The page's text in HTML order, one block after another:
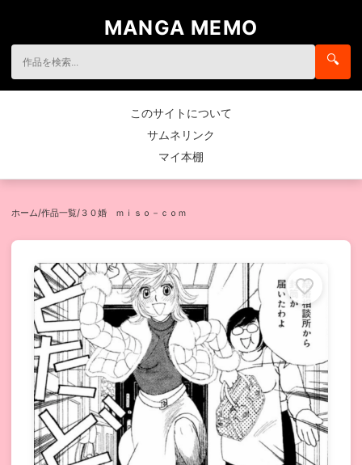
MANGA MEMO
🔍
このサイトについて
サムネリンク
マイ本棚
ホーム/作品一覧/３０婚 ｍｉｓｏ－ｃｏｍ